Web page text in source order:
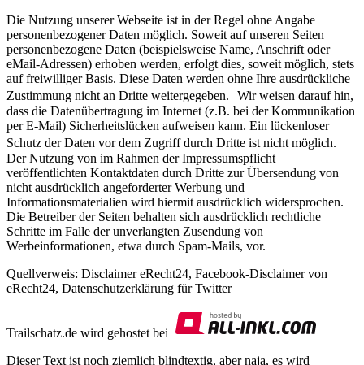
Die Nutzung unserer Webseite ist in der Regel ohne Angabe
personenbezogener Daten möglich. Soweit auf unseren Seiten
personenbezogene Daten (beispielsweise Name, Anschrift oder
eMail-Adressen) erhoben werden, erfolgt dies, soweit möglich, stets
auf freiwilliger Basis. Diese Daten werden ohne Ihre ausdrückliche
Zustimmung nicht an Dritte weitergegeben. Wir weisen darauf hin,
dass die Datenübertragung im Internet (z.B. bei der Kommunikation
per E-Mail) Sicherheitslücken aufweisen kann. Ein lückenloser
Schutz der Daten vor dem Zugriff durch Dritte ist nicht möglich.
Der Nutzung von im Rahmen der Impressumspflicht
veröffentlichten Kontaktdaten durch Dritte zur Übersendung von
nicht ausdrücklich angeforderter Werbung und
Informationsmaterialien wird hiermit ausdrücklich widersprochen.
Die Betreiber der Seiten behalten sich ausdrücklich rechtliche
Schritte im Falle der unverlangten Zusendung von
Werbeinformationen, etwa durch Spam-Mails, vor.
Quellverweis: Disclaimer eRecht24, Facebook-Disclaimer von
eRecht24, Datenschutzerklärung für Twitter
Trailschatz.de wird gehostet bei
Dieser Text ist noch ziemlich blindtextig, aber naja, es wird